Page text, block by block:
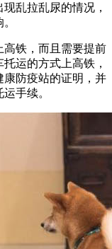
乱拉乱尿的情况，
高铁，而且需要提前
运的方式上高铁，
康防疫站的证明，并
手续。